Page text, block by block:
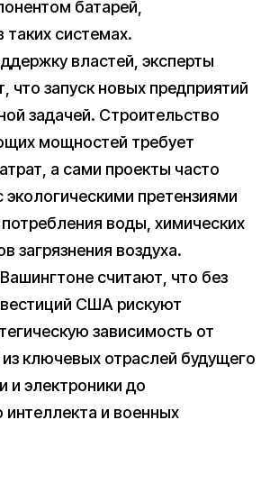
батарей,
таких системах.
властей, эксперты
что запуск новых предприятий
задачей. Строительство
мощностей требует
а сами проекты часто
экологическими претензиями
воды, химических
загрязнения воздуха.
считают, что без
США рискуют
зависимость от
ключевых отраслей будущего
и электроники до
интеллекта и военных